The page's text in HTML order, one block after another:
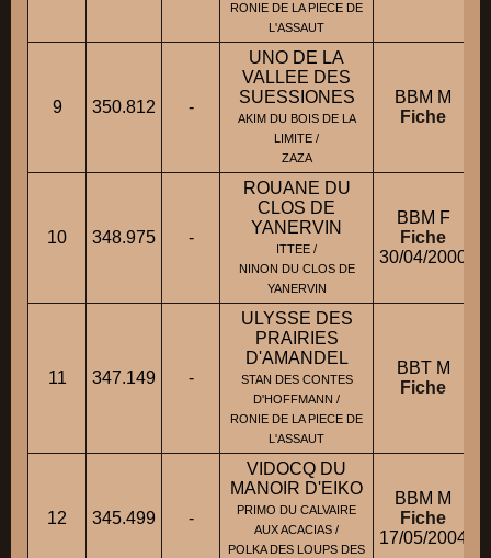
RONIE DE LA PIECE DE
L'ASSAUT
9 350.812 -
UNO DE LA
VALLEE DES
SUESSIONES
AKIM DU BOIS DE LA
LIMITE /
ZAZA
BBM M
Fiche
10 348.975 -
ROUANE DU
CLOS DE
YANERVIN
ITTEE /
NINON DU CLOS DE
YANERVIN
BBM F
Fiche
30/04/2000
11 347.149 -
ULYSSE DES
PRAIRIES
D'AMANDEL
STAN DES CONTES
D'HOFFMANN /
RONIE DE LA PIECE DE
L'ASSAUT
BBT M
Fiche
12 345.499 -
VIDOCQ DU
MANOIR D'EIKO
PRIMO DU CALVAIRE
AUX ACACIAS /
POLKA DES LOUPS DES
BBM M
Fiche
17/05/2004